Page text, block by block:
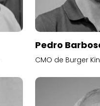
Pedro
CMO de Burger